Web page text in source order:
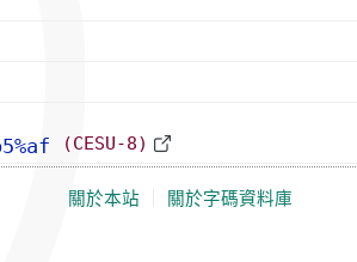
(CESU-8)
關於本站 關於字碼資料庫